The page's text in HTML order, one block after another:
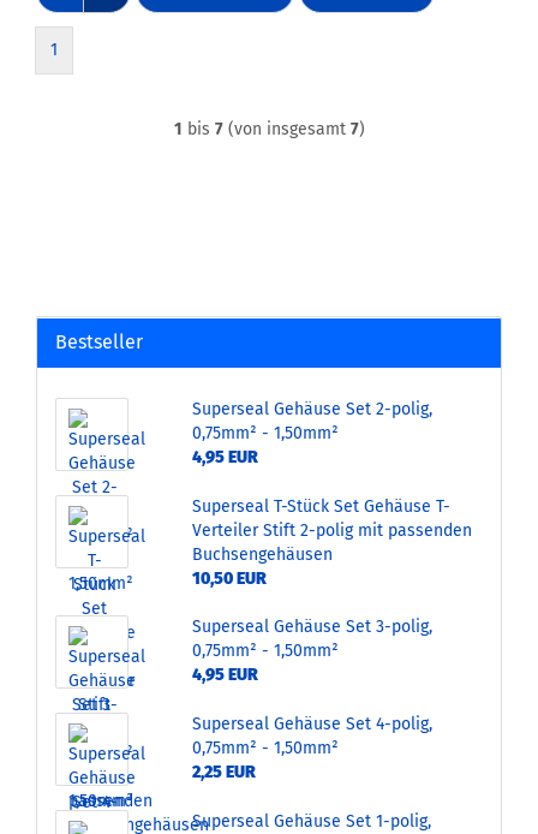
1
1 bis 7(von insgesamt 7)
Bestseller
Superseal Gehäuse Set 2-polig,
0,75mm² - 1,50mm²
4,95 EUR
Superseal T-Stück Set Gehäuse T-
Verteiler Stift 2-polig mit passenden
Buchsengehäusen
10,50 EUR
Superseal Gehäuse Set 3-polig,
0,75mm² - 1,50mm²
4,95 EUR
Superseal Gehäuse Set 4-polig,
0,75mm² - 1,50mm²
2,25 EUR
Superseal Gehäuse Set 1-polig,